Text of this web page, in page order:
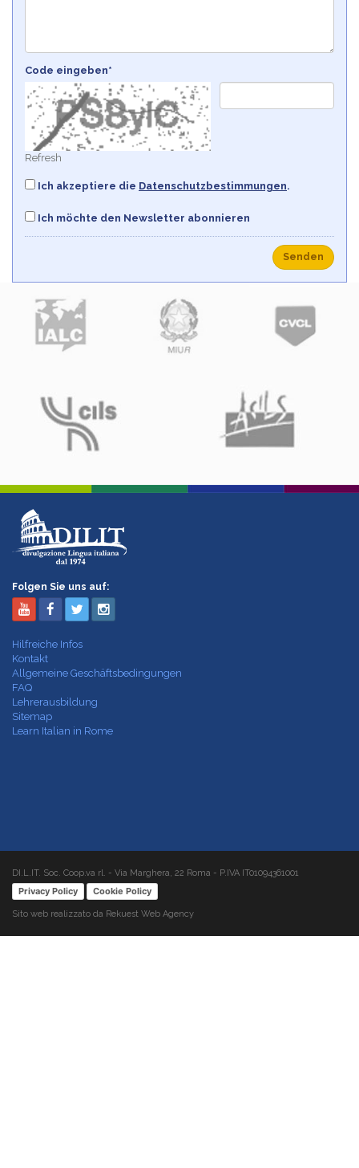
Code eingeben*
Refresh
Ich akzeptiere die Datenschutzbestimmungen.
Ich möchte den Newsletter abonnieren
Senden
Folgen Sie uns auf:
Hilfreiche Infos
Kontakt
Allgemeine Geschäftsbedingungen
FAQ
Lehrerausbildung
Sitemap
Learn Italian in Rome
DI.L.IT. Soc. Coop.va rl. - Via Marghera, 22 Roma - P.IVA IT01094361001
Privacy Policy Cookie Policy
Sito web realizzato da Rekuest Web Agency